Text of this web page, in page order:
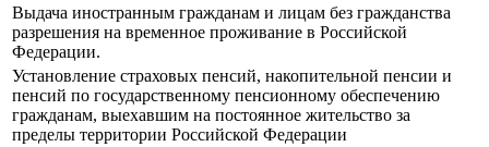
Выдача иностранным гражданам и лицам без гражданства
разрешения на временное проживание в Российской
Федерации.
Установление страховых пенсий, накопительной пенсии и
пенсий по государственному пенсионному обеспечению
гражданам, выехавшим на постоянное жительство за
пределы территории Российской Федерации